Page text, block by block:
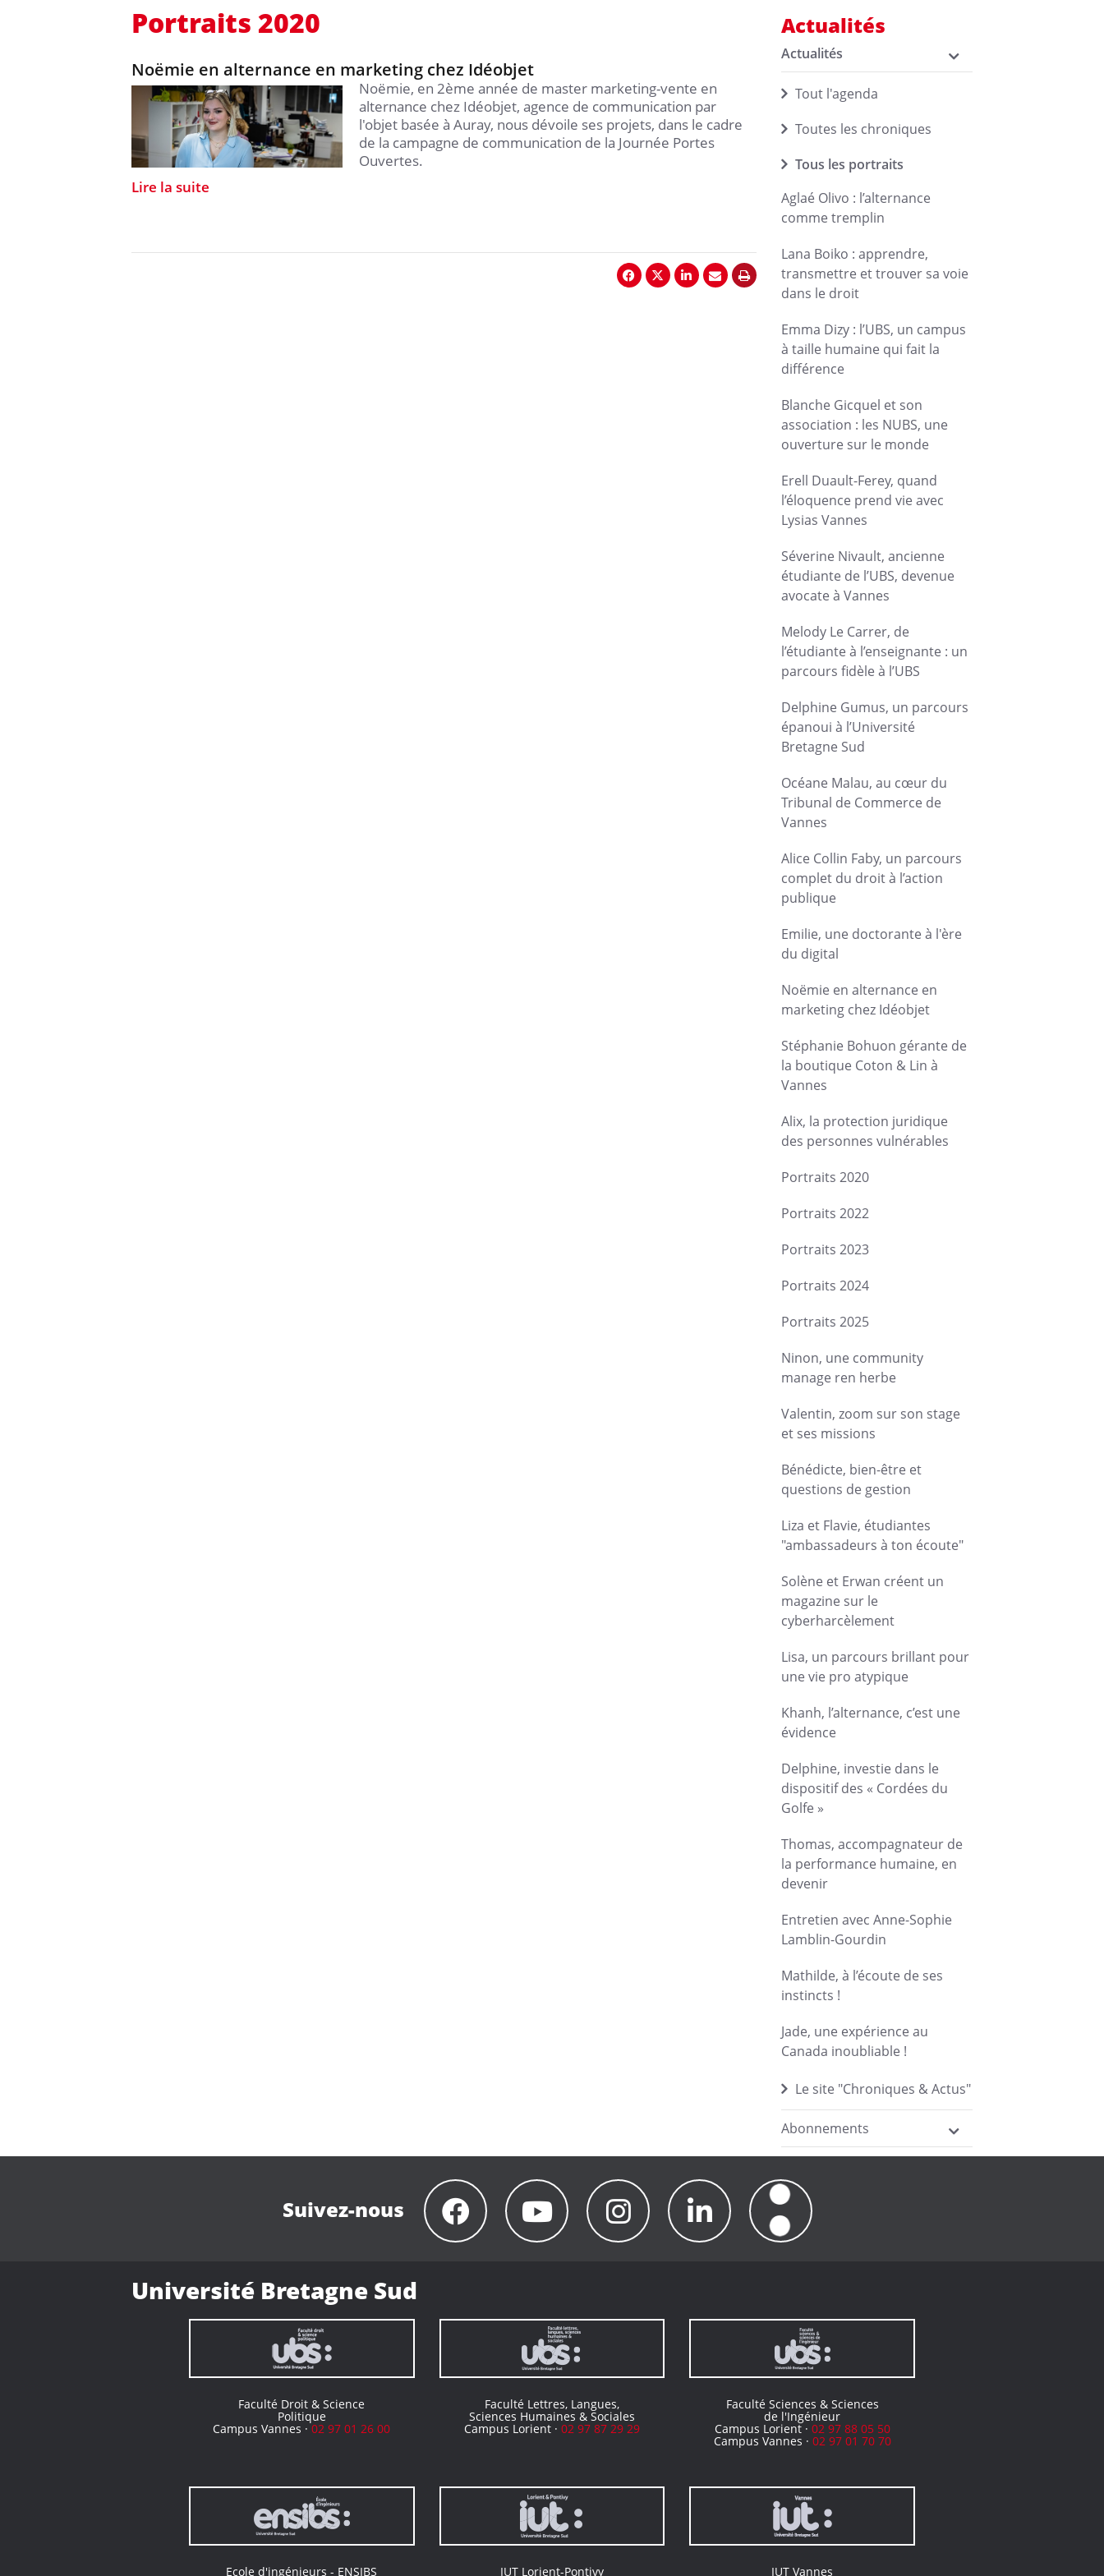
Portraits 2020
Noëmie en alternance en marketing chez Idéobjet
Noëmie, en 2ème année de master marketing-vente en
alternance chez Idéobjet, agence de communication par
l'objet basée à Auray, nous dévoile ses projets, dans le cadre
de la campagne de communication de la Journée Portes
Ouvertes.
Lire la suite
Actualités
Actualités
Tout l'agenda
Toutes les chroniques
Tous les portraits
Aglaé Olivo : l’alternance
comme tremplin
Lana Boiko : apprendre,
transmettre et trouver sa voie
dans le droit
Emma Dizy : l’UBS, un campus
à taille humaine qui fait la
différence
Blanche Gicquel et son
association : les NUBS, une
ouverture sur le monde
Erell Duault-Ferey, quand
l’éloquence prend vie avec
Lysias Vannes
Séverine Nivault, ancienne
étudiante de l’UBS, devenue
avocate à Vannes
Melody Le Carrer, de
l’étudiante à l’enseignante : un
parcours fidèle à l’UBS
Delphine Gumus, un parcours
épanoui à l’Université
Bretagne Sud
Océane Malau, au cœur du
Tribunal de Commerce de
Vannes
Alice Collin Faby, un parcours
complet du droit à l’action
publique
Emilie, une doctorante à l'ère
du digital
Noëmie en alternance en
marketing chez Idéobjet
Stéphanie Bohuon gérante de
la boutique Coton & Lin à
Vannes
Alix, la protection juridique
des personnes vulnérables
Portraits 2020
Portraits 2022
Portraits 2023
Portraits 2024
Portraits 2025
Ninon, une community
manage ren herbe
Valentin, zoom sur son stage
et ses missions
Bénédicte, bien-être et
questions de gestion
Liza et Flavie, étudiantes
"ambassadeurs à ton écoute"
Solène et Erwan créent un
magazine sur le
cyberharcèlement
Lisa, un parcours brillant pour
une vie pro atypique
Khanh, l’alternance, c’est une
évidence
Delphine, investie dans le
dispositif des « Cordées du
Golfe »
Thomas, accompagnateur de
la performance humaine, en
devenir
Entretien avec Anne-Sophie
Lamblin-Gourdin
Mathilde, à l’écoute de ses
instincts !
Jade, une expérience au
Canada inoubliable !
Le site "Chroniques & Actus"
Abonnements
Suivez-nous
Université Bretagne Sud
Faculté Droit & Science
Politique
Campus Vannes ·02 97 01 26 00
Faculté Lettres, Langues,
Sciences Humaines & Sociales
Campus Lorient · 02 97 87 29 29
Faculté Sciences & Sciences
de l'Ingénieur
Campus Lorient · 02 97 88 05 50
Campus Vannes · 02 97 01 70 70
Ecole d'ingénieurs - ENSIBS IUT Lorient-Pontivy IUT Vannes